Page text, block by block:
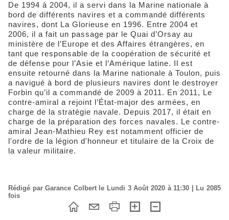
De 1994 à 2004, il a servi dans la Marine nationale à
bord de différents navires et a commandé différents
navires, dont La Glorieuse en 1996. Entre 2004 et
2006, il a fait un passage par le Quai d’Orsay au
ministère de l’Europe et des Affaires étrangères, en
tant que responsable de la coopération de sécurité et
de défense pour l’Asie et l’Amérique latine. Il est
ensuite retourné dans la Marine nationale à Toulon, puis
a navigué à bord de plusieurs navires dont le destroyer
Forbin qu’il a commandé de 2009 à 2011. En 2011, Le
contre-amiral a rejoint l’État-major des armées, en
charge de la stratégie navale. Depuis 2017, il était en
charge de la préparation des forces navales. Le contre-
amiral Jean-Mathieu Rey est notamment officier de
l'ordre de la légion d'honneur et titulaire de la Croix de
la valeur militaire.
Rédigé par Garance Colbert le Lundi 3 Août 2020 à 11:30 | Lu 2085
fois